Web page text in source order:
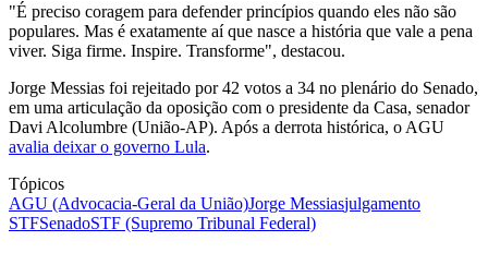
"É preciso coragem para defender princípios quando eles não são
populares. Mas é exatamente aí que nasce a história que vale a pena
viver. Siga firme. Inspire. Transforme", destacou.
Jorge Messias foi rejeitado por 42 votos a 34 no plenário do Senado,
em uma articulação da oposição com o presidente da Casa, senador
Davi Alcolumbre (União-AP). Após a derrota histórica, o AGU
avalia deixar o governo Lula.
Tópicos
AGU (Advocacia-Geral da União)Jorge Messiasjulgamento
STFSenadoSTF (Supremo Tribunal Federal)